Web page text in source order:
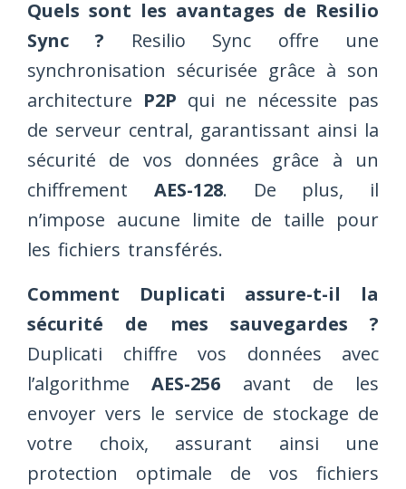
Quels sont les avantages de Resilio
Sync ? Resilio Sync offre une
synchronisation sécurisée grâce à son
architecture P2P qui ne nécessite pas
de serveur central, garantissant ainsi la
sécurité de vos données grâce à un
chiffrement AES-128. De plus, il
n’impose aucune limite de taille pour
les fichiers transférés.
Comment Duplicati assure-t-il la
sécurité de mes sauvegardes ?
Duplicati chiffre vos données avec
l’algorithmeAES-256 avant de les
envoyer vers le service de stockage de
votre choix, assurant ainsi une
protection optimale de vos fichiers